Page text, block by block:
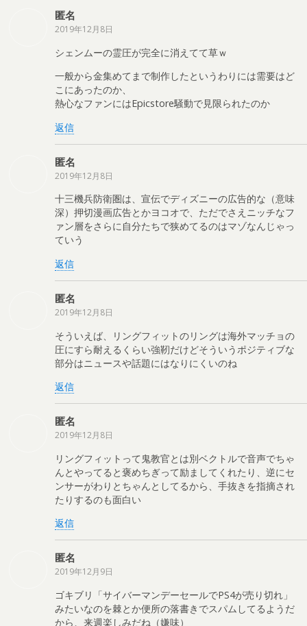
匿名
2019年12月8日
シェンムーの霊圧が完全に消えてて草ｗ
一般から金集めてまで制作したというわりには需要はど
こにあったのか、
熱心なファンにはEpicstore騒動で見限られたのか
返信
匿名
2019年12月8日
十三機兵防衛圏は、宣伝でディズニーの広告的な（意味
深）押切漫画広告とかヨコオで、ただでさえニッチなフ
ァン層をさらに自分たちで狭めてるのはマゾなんじゃっ
ていう
返信
匿名
2019年12月8日
そういえば、リングフィットのリングは海外マッチョの
圧にすら耐えるくらい強靭だけどそういうポジティブな
部分はニュースや話題にはなりにくいのね
返信
匿名
2019年12月8日
リングフィットって鬼教官とは別ベクトルで音声でちゃ
んとやってると褒めちぎって励ましてくれたり、逆にセ
ンサーがわりとちゃんとしてるから、手抜きを指摘され
たりするのも面白い
返信
匿名
2019年12月9日
ゴキブリ「サイバーマンデーセールでPS4が売り切れ」
みたいなのを棘とか便所の落書きでスパムしてるようだ
から、来週楽しみだね（嫌味）